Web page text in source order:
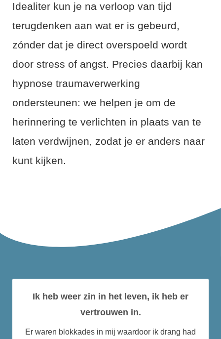
Idealiter kun je na verloop van tijd
terugdenken aan wat er is gebeurd,
zónder dat je direct overspoeld wordt
door stress of angst. Precies daarbij kan
hypnose traumaverwerking
ondersteunen: we helpen je om de
herinnering te verlichten in plaats van te
laten verdwijnen, zodat je er anders naar
kunt kijken.
Ik heb weer zin in het leven, ik heb er
vertrouwen in.
Er waren blokkades in mij waardoor ik drang had